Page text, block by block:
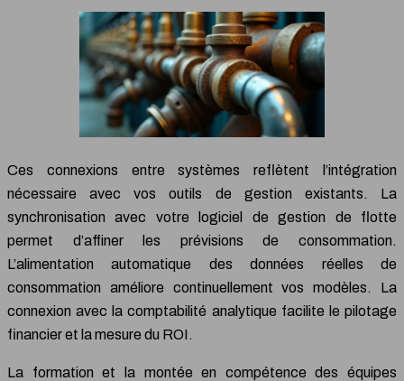
Ces connexions entre systèmes reflètent l’intégration
nécessaire avec vos outils de gestion existants. La
synchronisation avec votre logiciel de gestion de flotte
permet d’affiner les prévisions de consommation.
L’alimentation automatique des données réelles de
consommation améliore continuellement vos modèles. La
connexion avec la comptabilité analytique facilite le pilotage
financier et la mesure du ROI.
La formation et la montée en compétence des équipes